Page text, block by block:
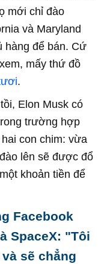
mới chỉ đào
và Maryland
hàng để bán. Cứ
mấy thứ đồ
.
Elon Musk có
trường hợp
con chim: vừa
lên sẽ được đổ
khoản tiền để
Facebook
SpaceX: "Tôi
sẽ chẳng